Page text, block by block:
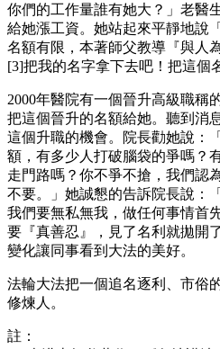
你們的工作量誰有她大？」老醫
給她漲工資。她站起來平靜地說
名額有限，本著師父教導『與人
[3]把我的名字拿下去吧！把這個
2000年醫院有一個晉升高級職稱
把這個晉升的名額給她。聽到消
這個升職的機會。院長勸她說：
額，有多少人打破腦袋的爭嗎？
走門路嗎？你不爭不搶，我們認
不要。」她誠懇的告訴院長說：
我們要無私無我，做任何事情首
要『真善忍』，見了名利就拋開
變化讓同事看到大法的美好。
法輪大法把一個追名逐利、市俗
修煉人。
註：